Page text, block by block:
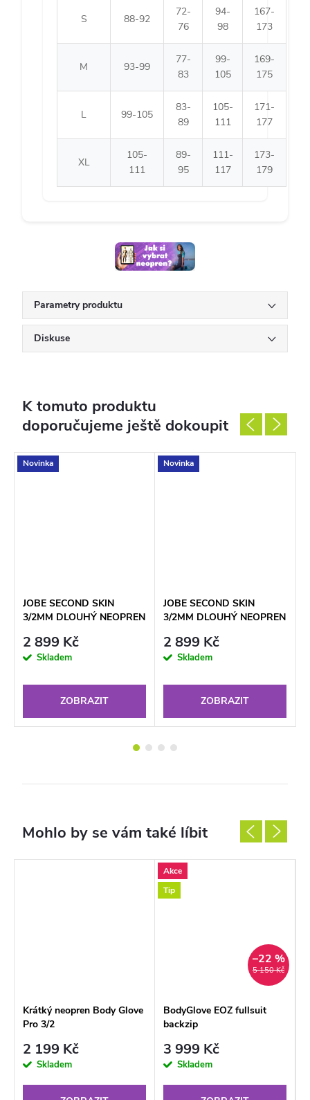
S 88-92
72-
76
94-
98
167-
173
M 93-99
77-
83
99-
105
169-
175
L 99-105
83-
89
105-
111
171-
177
XL
105-
111
89-
95
111-
117
173-
179
Parametry produktu
Diskuse
K tomuto produktu
doporučujeme ještě dokoupit
Novinka
JOBE SECOND SKIN
3/2MM DLOUHÝ NEOPREN
2 899 Kč
Skladem
ZOBRAZIT
Novinka
JOBE SECOND SKIN
3/2MM DLOUHÝ NEOPREN
2 899 Kč
Skladem
ZOBRAZIT
Krátký neopren Body Glove
Pro 3/2
2 199 Kč
Skladem
Akce
Tip
5 150 Kč
–22 %
BodyGlove EOZ fullsuit
backzip
3 999 Kč
Skladem